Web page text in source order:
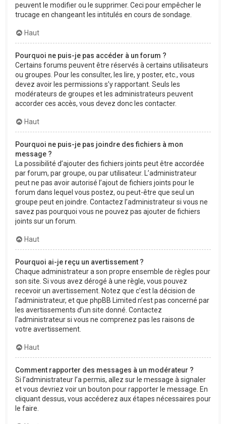
peuvent le modifier ou le supprimer. Ceci pour empêcher le
trucage en changeant les intitulés en cours de sondage.
Haut
Pourquoi ne puis-je pas accéder à un forum ?
Certains forums peuvent être réservés à certains utilisateurs
ou groupes. Pour les consulter, les lire, y poster, etc., vous
devez avoir les permissions s’y rapportant. Seuls les
modérateurs de groupes et les administrateurs peuvent
accorder ces accès, vous devez donc les contacter.
Haut
Pourquoi ne puis-je pas joindre des fichiers à mon
message ?
La possibilité d’ajouter des fichiers joints peut être accordée
par forum, par groupe, ou par utilisateur. L’administrateur
peut ne pas avoir autorisé l’ajout de fichiers joints pour le
forum dans lequel vous postez, ou peut-être que seul un
groupe peut en joindre. Contactez l’administrateur si vous ne
savez pas pourquoi vous ne pouvez pas ajouter de fichiers
joints sur un forum.
Haut
Pourquoi ai-je reçu un avertissement ?
Chaque administrateur a son propre ensemble de règles pour
son site. Si vous avez dérogé à une règle, vous pouvez
recevoir un avertissement. Notez que c’est la décision de
l’administrateur, et que phpBB Limited n’est pas concerné par
les avertissements d’un site donné. Contactez
l’administrateur si vous ne comprenez pas les raisons de
votre avertissement.
Haut
Comment rapporter des messages à un modérateur ?
Si l’administrateur l’a permis, allez sur le message à signaler
et vous devriez voir un bouton pour rapporter le message. En
cliquant dessus, vous accéderez aux étapes nécessaires pour
le faire.